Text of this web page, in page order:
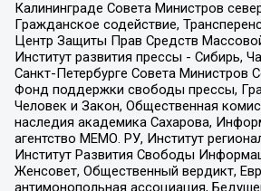
Калининграде Совета Министров
Гражданское содействие,
Центр Защиты Прав Средств
Институт развития прессы - Сибирь,
Санкт-Петербурге Совета Министров
Фонд поддержки свободы прессы,
Человек и Закон, Общественная
наследия академика Сахарова,
агентство МЕМО. РУ, Институт
Институт Развития Свободы
Женсовет, Общественный вердикт,
антимонопольная ассоциация,